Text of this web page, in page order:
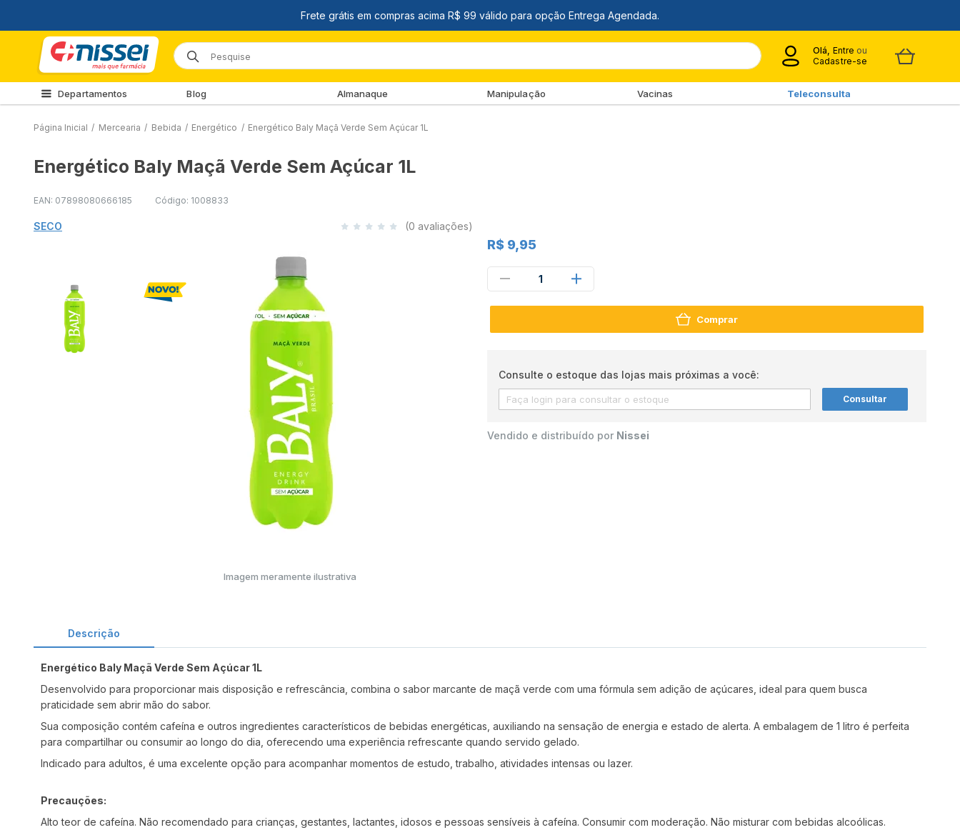
Olá, Entre ou
Cadastre-se
Departamentos Blog Almanaque Manipulação Vacinas Teleconsulta
Página Inicial / Mercearia / Bebida / Energético / Energético Baly Maçã Verde Sem Açúcar 1L
Energético Baly Maçã Verde Sem Açúcar 1L
EAN: 07898080666185 Código: 1008833
SECO (0 avaliações)
Imagem meramente ilustrativa
R$ 9,95
1
Comprar
Consulte o estoque das lojas mais próximas a você:
Consultar
Vendido e distribuído por Nissei
Descrição
Energético Baly Maçã Verde Sem Açúcar 1L
Desenvolvido para proporcionar mais disposição e refrescância, combina o sabor marcante de maçã verde com uma fórmula sem adição de açúcares, ideal para quem busca
praticidade sem abrir mão do sabor.
Sua composição contém cafeína e outros ingredientes característicos de bebidas energéticas, auxiliando na sensação de energia e estado de alerta. A embalagem de 1 litro é perfeita
para compartilhar ou consumir ao longo do dia, oferecendo uma experiência refrescante quando servido gelado.
Indicado para adultos, é uma excelente opção para acompanhar momentos de estudo, trabalho, atividades intensas ou lazer.
Precauções:
Alto teor de cafeína. Não recomendado para crianças, gestantes, lactantes, idosos e pessoas sensíveis à cafeína. Consumir com moderação. Não misturar com bebidas alcoólicas.